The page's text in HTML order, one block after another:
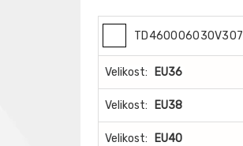
TD460006030V307
Velikost: EU36
Velikost: EU38
Velikost: EU40